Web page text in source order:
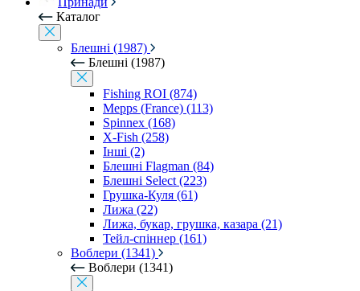
Каталог
Блешні (1987)
Блешні (1987)
Fishing ROI (874)
Mepps (France) (113)
Spinnex (168)
X-Fish (258)
Інші (2)
Блешні Flagman (84)
Блешні Select (223)
Грушка-Куля (61)
Лижа (22)
Лижа, букар, грушка, казара (21)
Тейл-спіннер (161)
Воблери (1341)
Воблери (1341)